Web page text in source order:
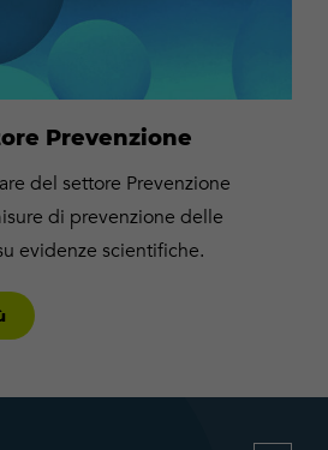
Prevenzione
del settore Prevenzione
di prevenzione delle
evidenze scientifiche.